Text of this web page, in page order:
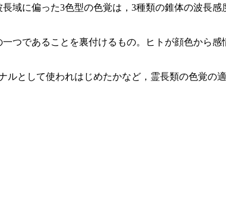
域に偏った3色型の色覚は，3種類の錐体の波長
つであることを裏付けるもの。ヒトが顔色から
として使われはじめたかなど，霊長類の色覚の